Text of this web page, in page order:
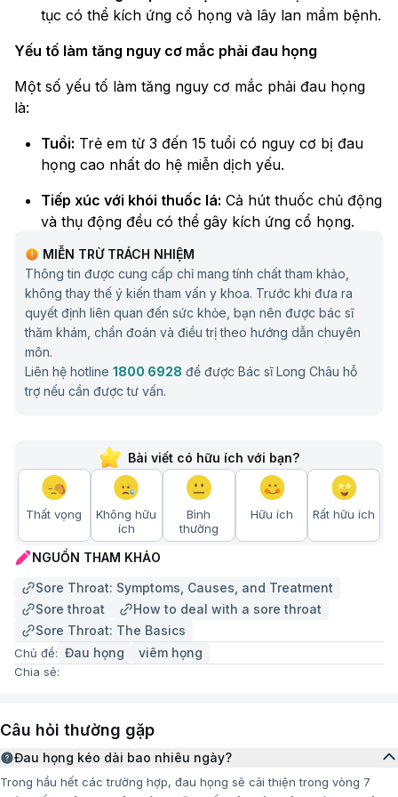
tục có thể kích ứng cổ họng và lây lan mầm bệnh.
Yếu tố làm tăng nguy cơ mắc phải đau họng
Một số yếu tố làm tăng nguy cơ mắc phải đau họng
là:
Tuổi: Trẻ em từ 3 đến 15 tuổi có nguy cơ bị đau
họng cao nhất do hệ miễn dịch yếu.
Tiếp xúc với khói thuốc lá: Cả hút thuốc chủ động
và thụ động đều có thể gây kích ứng cổ họng.
Ngoài ra, hút thuốc lá còn làm tăng nguy cơ mắc
các bệnh ung thư miệng, họng và thanh quản.
Tiếp xúc với chất kích thích hóa học:Các hạt
trong không khí từ quá trình đốt nhiên liệu hóa
thạch và các hóa chất gia dụng có thể gây kích
ứng cổ họng.
Phương pháp chẩn đoán và điều trị đau họng
Phương pháp chẩn đoán và xét nghiệm đau họng
Trong quá trình thăm khám, bác sĩ chuyên khoa tai
dụng đèn pin để kiểm tra phần sau của cổ họng nhằm
phát hiện tình trạng đỏ, sưng hoặc xuất hiện các đốm
trắng. Bác sĩ cũng có thể sờ vào hai bên cổ để kiểm
tra xem bạn có bị sưng hạch bạch huyết hay không.
MIỄN TRỪ TRÁCH NHIỆM
Thông tin được cung cấp chỉ mang tính chất tham khảo,
không thay thế ý kiến tham vấn y khoa. Trước khi đưa ra
quyết định liên quan đến sức khỏe, bạn nên được bác sĩ
thăm khám, chẩn đoán và điều trị theo hướng dẫn chuyên
môn.
Liên hệ hotline 1800 6928 để được Bác sĩ Long Châu hỗ
trợ nếu cần được tư vấn.
Bài viết có hữu ích với bạn?
Thất vọng
Không hữu
ích
Bình
thường
Hữu ích Rất hữu ích
NGUỒN THAM KHẢO
Sore Throat: Symptoms, Causes, and Treatment
Sore throat
How to deal with a sore throat
Sore Throat: The Basics
Chủ đề: Đau họng viêm họng
Chia sẻ:
Câu hỏi thường gặp
Đau họng kéo dài bao nhiêu ngày?
Trong hầu hết các trường hợp, đau họng sẽ cải thiện trong vòng 7